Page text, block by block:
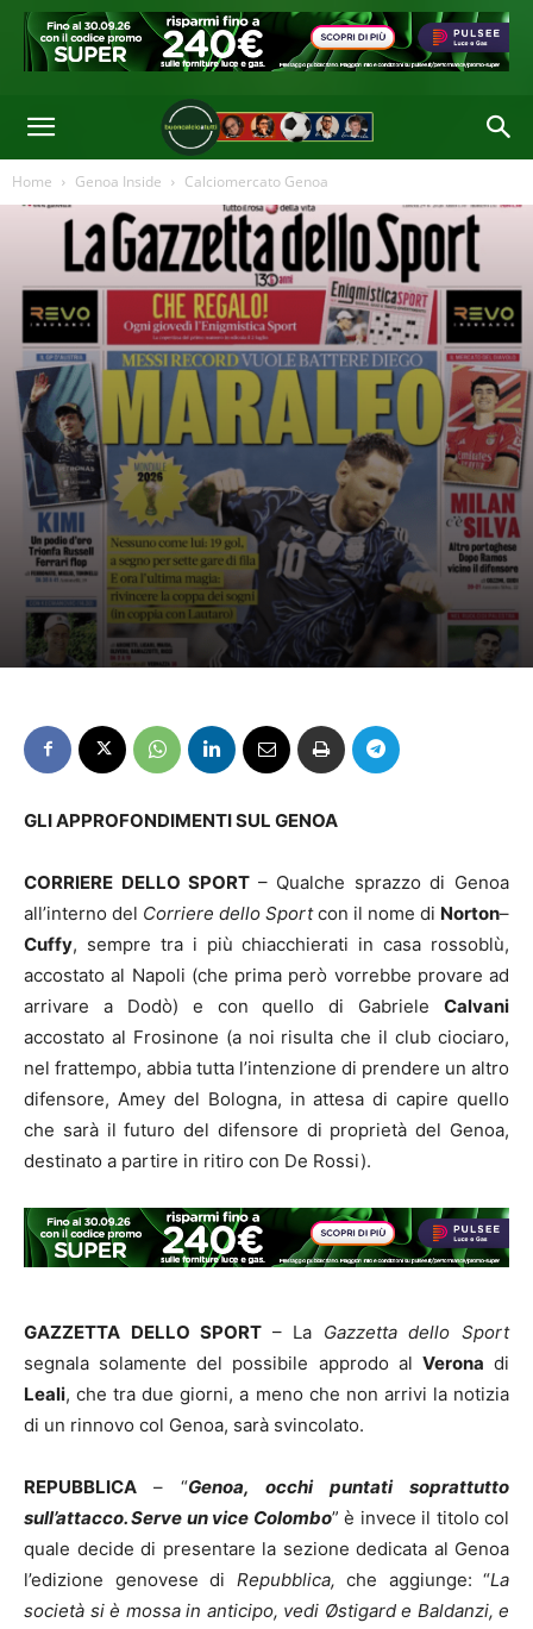
Home Genoa Inside Calciomercato Genoa
che tra due giorni, a meno che non arrivi la notizia di un rinnovo col
Genoa, sarà svincolato. Anche Martin è in uscita e potrebbe fare spazio
all'arrivo di Stroud
GLI APPROFONDIMENTI SUL GENOA
CORRIERE DELLO SPORT – Qualche sprazzo di Genoa
all’interno del Corriere dello Sportcon il nome di Norton–
Cuffy, sempre tra i più chiacchierati in casa rossoblù,
accostato al Napoli (che prima però vorrebbe provare ad
arrivare a Dodò) e con quello di Gabriele Calvani
accostato al Frosinone (a noi risulta che il club ciociaro,
nel frattempo, abbia tutta l’intenzione di prendere un altro
difensore, Amey del Bologna, in attesa di capire quello
che sarà il futuro del difensore di proprietà del Genoa,
destinato a partire in ritiro con De Rossi).
GAZZETTA DELLO SPORT – La Gazzetta dello Sport
segnala solamente del possibile approdo al Verona di
Leali, che tra due giorni, a meno che non arrivi la notizia
di un rinnovo col Genoa, sarà svincolato.
REPUBBLICA – “Genoa, occhi puntati soprattutto
sull’attacco. Serve un vice Colombo” è invece il titolo col
quale decide di presentare la sezione dedicata al Genoa
l’edizione genovese di Repubblica, che aggiunge: “La
società si è mossa in anticipo, vedi Østigard e Baldanzi, e